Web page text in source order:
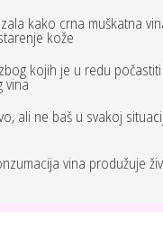
kako crna muškatna
kože
kojih je u redu
vina
ali ne baš u svakoj
vina produžuje